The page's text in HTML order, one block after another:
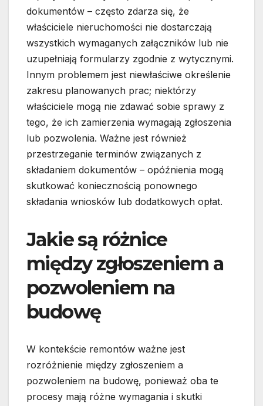
dokumentów – często zdarza się, że
właściciele nieruchomości nie dostarczają
wszystkich wymaganych załączników lub nie
uzupełniają formularzy zgodnie z wytycznymi.
Innym problemem jest niewłaściwe określenie
zakresu planowanych prac; niektórzy
właściciele mogą nie zdawać sobie sprawy z
tego, że ich zamierzenia wymagają zgłoszenia
lub pozwolenia. Ważne jest również
przestrzeganie terminów związanych z
składaniem dokumentów – opóźnienia mogą
skutkować koniecznością ponownego
składania wniosków lub dodatkowych opłat.
Jakie są różnice
między zgłoszeniem a
pozwoleniem na
budowę
W kontekście remontów ważne jest
rozróżnienie między zgłoszeniem a
pozwoleniem na budowę, ponieważ oba te
procesy mają różne wymagania i skutki